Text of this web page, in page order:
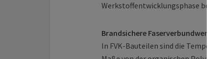
Werkstoffentwicklungsphase
Brandsichere
In FVK-Bauteilen sind die